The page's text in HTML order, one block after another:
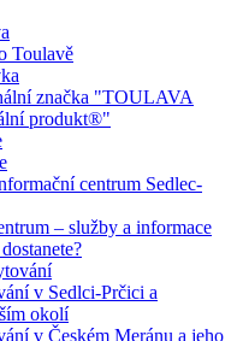
Toulavě
značka "TOULAVA
produkt®"
centrum Sedlec-
– služby a informace
v Sedlci-Prčici a
okolí
v Českém Meránu a jeho